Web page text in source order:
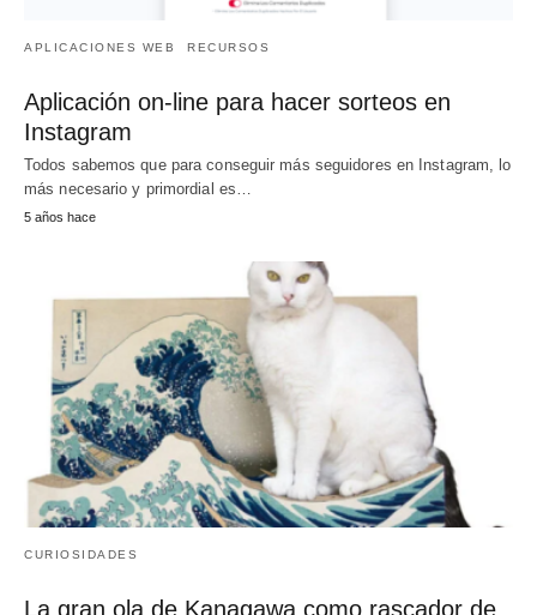
APLICACIONES WEB RECURSOS
Aplicación on-line para hacer sorteos en
Instagram
Todos sabemos que para conseguir más seguidores en Instagram, lo
más necesario y primordial es…
5 años hace
CURIOSIDADES
La gran ola de Kanagawa como rascador de